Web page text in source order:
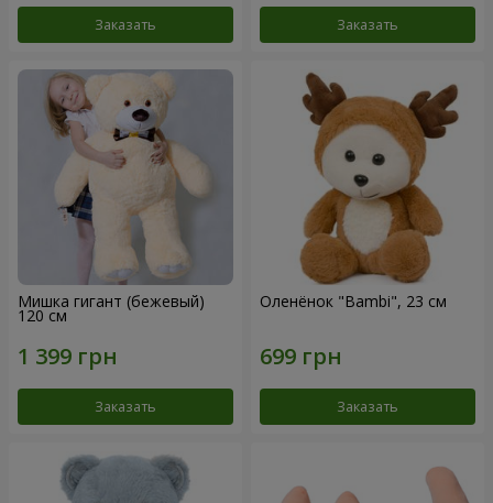
Заказать Заказать
Мишка гигант (бежевый)
120 см
Заказать
Оленёнок "Bambi", 23 см
Заказать